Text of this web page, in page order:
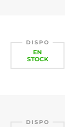
DISPO
EN
STOCK
DISPO